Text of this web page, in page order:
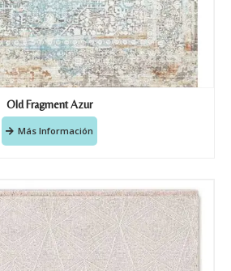
Old Fragment Azur
Más Información